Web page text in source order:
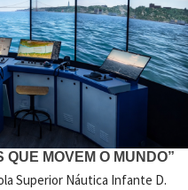
QUE MOVEM O MUNDO”
Superior Náutica Infante D.